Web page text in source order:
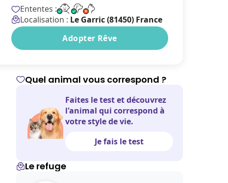
Ententes :
Localisation : Le Garric (81450) France
Adopter Rêve
Quel animal vous correspond ?
Faites le test et découvrez
l'animal qui correspond à
votre style de vie.
Je fais le test
Le refuge